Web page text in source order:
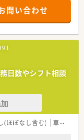
い方でも安心して勤務
問い合わせ
日数やシフト相談
(ほぼなし含む) 車通勤可